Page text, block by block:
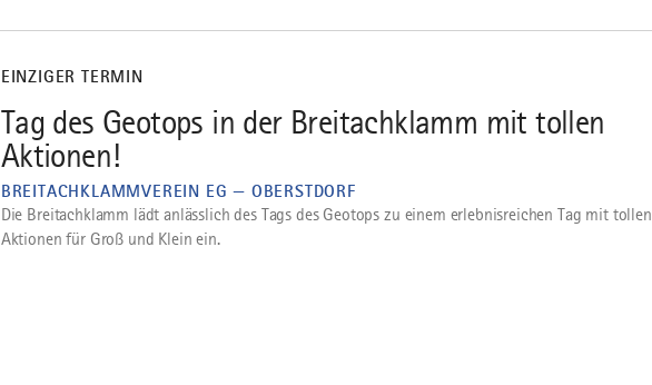
EINZIGER TERMIN
Tag des Geotops in der Breitachklamm mit tollen
Aktionen!
BREITACHKLAMMVEREIN EG — OBERSTDORF
Die Breitachklamm lädt anlässlich des Tags des Geotops zu einem erlebnisreichen Tag mit tollen
Aktionen für Groß und Klein ein.